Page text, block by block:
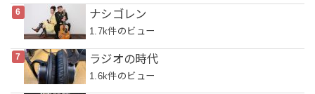
ナシゴレン
1.7k件のビュー
ラジオの時代
1.6k件のビュー